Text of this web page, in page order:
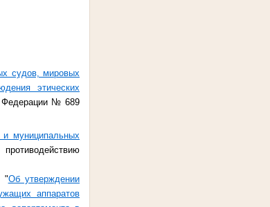
судов, мировых
этических
Федерации № 689
и муниципальных
"Об утверждении
аппаратов